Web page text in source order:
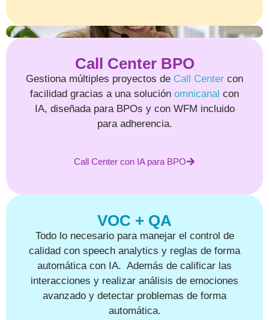
Call Center BPO
Gestiona múltiples proyectos de Call Center con
facilidad gracias a una solución omnicanal con
IA, diseñada para BPOs y con WFM incluido
para adherencia.
Call Center con IA para BPO
VOC + QA
Todo lo necesario para manejar el control de
calidad con speech analytics y reglas de forma
automática con IA. Además de calificar las
interacciones y realizar análisis de emociones
avanzado y detectar problemas de forma
automática.